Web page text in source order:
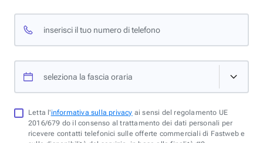
inserisci il tuo numero di telefono
seleziona la fascia oraria
Letta l'informativa sulla privacy ai sensi del regolamento UE
2016/679 do il consenso al trattamento dei dati personali per
ricevere contatti telefonici sulle offerte commerciali di Fastweb e